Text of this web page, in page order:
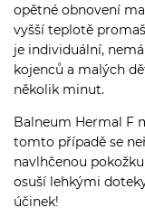
opětné obnovení
vyšší teplotě
je individuální,
kojenců a malých
několik minut.
Balneum Hermal F
tomto případě se
navlhčenou
osuší lehkými
účinek!